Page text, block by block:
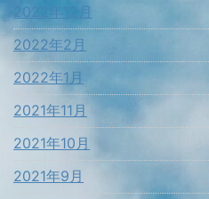
2022年12月
2022年2月
2022年1月
2021年11月
2021年10月
2021年9月